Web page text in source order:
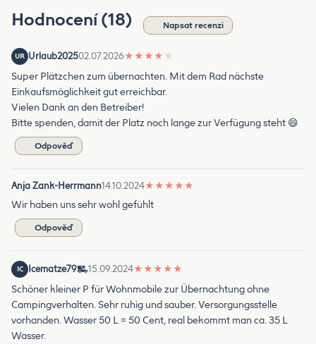
Hodnocení (18) Napsat recenzi
UR Urlaub202502.07.2026★ ★ ★ ★ ★
Super Plätzchen zum übernachten. Mit dem Rad nächste
Einkaufsmöglichkeit gut erreichbar.
Vielen Dank an den Betreiber!
Bitte spenden, damit der Platz noch lange zur Verfügung steht 😄
Odpověď
Anja Zank-Herrmann14.10.2024★ ★ ★ ★ ★
Wir haben uns sehr wohl gefühlt
Odpověď
IC Icematze79 15.09.2024★ ★ ★ ★ ★
Schöner kleiner P für Wohnmobile zur Übernachtung ohne
Campingverhalten. Sehr ruhig und sauber. Versorgungsstelle
vorhanden. Wasser 50 L = 50 Cent, real bekommt man ca. 35 L
Wasser.